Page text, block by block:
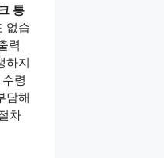
통
없습
력
하지
령
담해
차